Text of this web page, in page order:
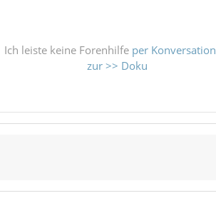
Ich leiste keine Forenhilfe per Konversation
zur >> Doku